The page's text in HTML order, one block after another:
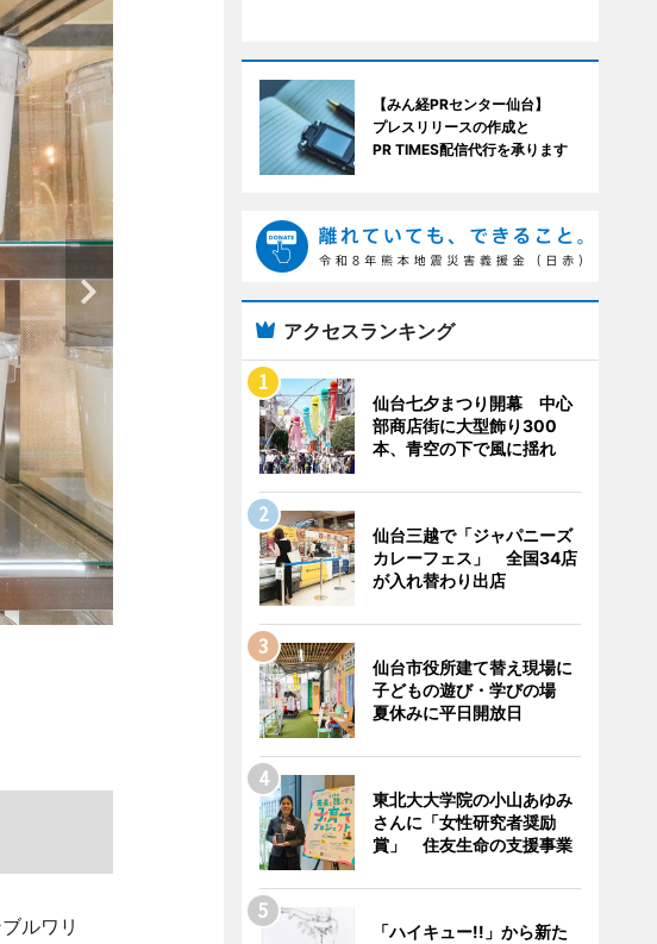
ルワリ
【みん経PRセンター仙台】
プレスリリースの作成と
PR TIMES配信代行を承ります
アクセスランキング
仙台七夕まつり開幕 中心
部商店街に大型飾り300
本、青空の下で風に揺れ
仙台三越で「ジャパニーズ
カレーフェス」 全国34店
が入れ替わり出店
仙台市役所建て替え現場に
子どもの遊び・学びの場
夏休みに平日開放日
東北大大学院の小山あゆみ
さんに「女性研究者奨励
賞」 住友生命の支援事業
「ハイキュー!!」から新た